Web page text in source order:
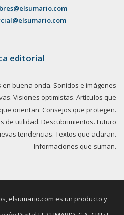
editorial
buena onda. Sonidos e imágenes
Visiones optimistas. Artículos que
orientan. Consejos que protegen.
de utilidad. Descubrimientos. Futuro
tendencias. Textos que aclaran.
Informaciones que suman.
elsumario.com es un producto y